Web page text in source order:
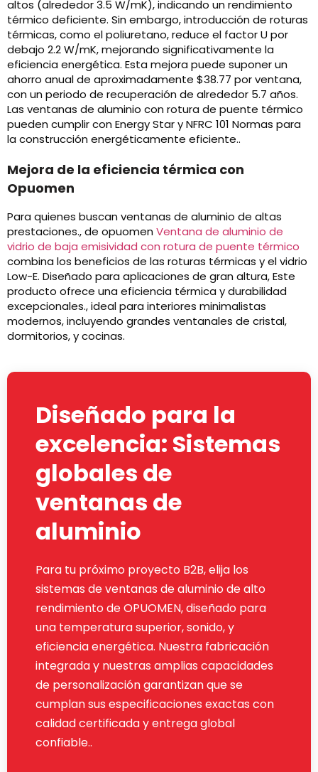
altos (alrededor 3.5 W/mK), indicando un rendimiento
térmico deficiente. Sin embargo, introducción de roturas
térmicas, como el poliuretano, reduce el factor U por
debajo 2.2 W/mK, mejorando significativamente la
eficiencia energética. Esta mejora puede suponer un
ahorro anual de aproximadamente $38.77 por ventana,
con un periodo de recuperación de alrededor 5.7 años.
Las ventanas de aluminio con rotura de puente térmico
pueden cumplir con Energy Star y NFRC 101 Normas para
la construcción energéticamente eficiente..
Mejora de la eficiencia térmica con
Opuomen
Para quienes buscan ventanas de aluminio de altas
prestaciones., de opuomen Ventana de aluminio de
vidrio de baja emisividad con rotura de puente térmico
combina los beneficios de las roturas térmicas y el vidrio
Low-E. Diseñado para aplicaciones de gran altura, Este
producto ofrece una eficiencia térmica y durabilidad
excepcionales., ideal para interiores minimalistas
modernos, incluyendo grandes ventanales de cristal,
dormitorios, y cocinas.
Diseñado para la
excelencia: Sistemas
globales de
ventanas de
aluminio
Para tu próximo proyecto B2B, elija los
sistemas de ventanas de aluminio de alto
rendimiento de OPUOMEN, diseñado para
una temperatura superior, sonido, y
eficiencia energética. Nuestra fabricación
integrada y nuestras amplias capacidades
de personalización garantizan que se
cumplan sus especificaciones exactas con
calidad certificada y entrega global
confiable..